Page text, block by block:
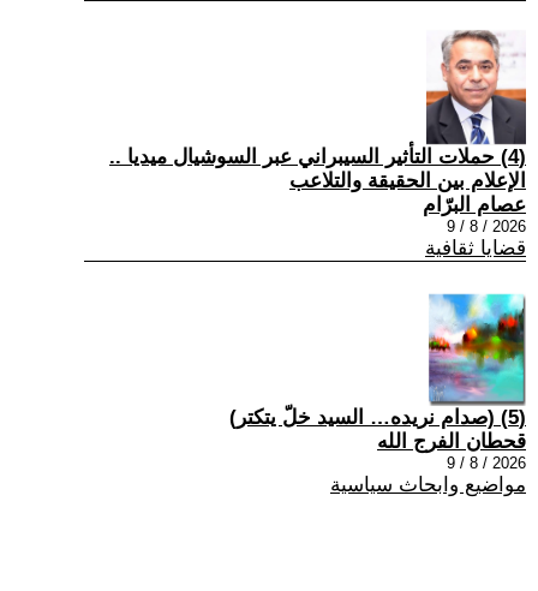
(4) حملات التأثير السيبراني عبر السوشيال ميديا ..
الإعلام بين الحقيقة والتلاعب
عصام البرّام
2026 / 8 / 9
قضايا ثقافية
(5) (صدام نريده… السيد خلّ يتكتر)
قحطان الفرج الله
2026 / 8 / 9
مواضيع وابحاث سياسية